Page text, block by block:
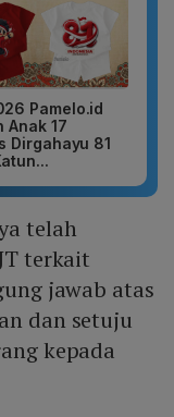
Pamelo.id
Anak 17
Dirgahayu 81
telah
terkait
jawab atas
dan setuju
kepada